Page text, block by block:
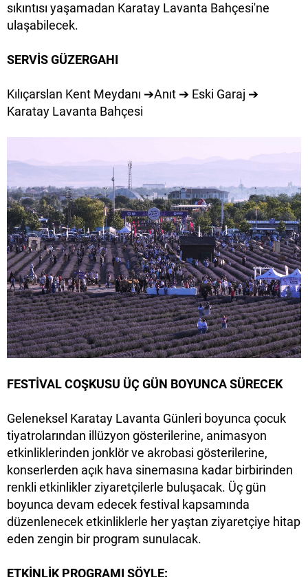
sıkıntısı yaşamadan Karatay Lavanta Bahçesi'ne
ulaşabilecek.
SERVİS GÜZERGAHI
Kılıçarslan Kent Meydanı ➔Anıt ➔ Eski Garaj ➔
Karatay Lavanta Bahçesi
FESTİVAL COŞKUSU ÜÇ GÜN BOYUNCA SÜRECEK
Geleneksel Karatay Lavanta Günleri boyunca çocuk
tiyatrolarından illüzyon gösterilerine, animasyon
etkinliklerinden jonklör ve akrobasi gösterilerine,
konserlerden açık hava sinemasına kadar birbirinden
renkli etkinlikler ziyaretçilerle buluşacak. Üç gün
boyunca devam edecek festival kapsamında
düzenlenecek etkinliklerle her yaştan ziyaretçiye hitap
eden zengin bir program sunulacak.
ETKİNLİK PROGRAMI ŞÖYLE: